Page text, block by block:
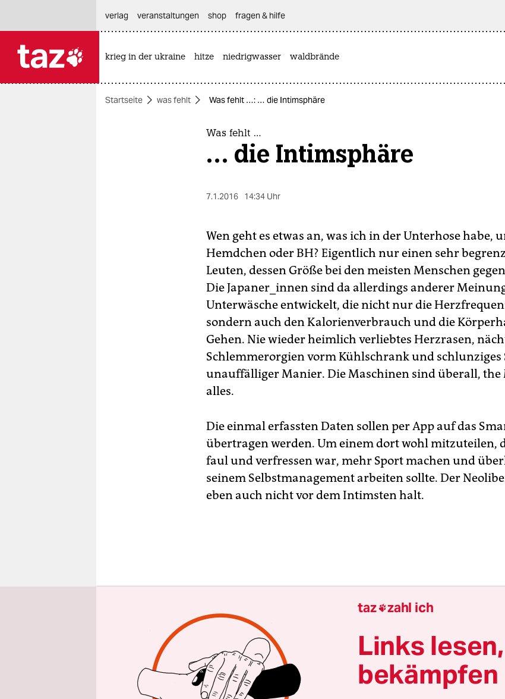
themen
verlag
veranstaltungen shop fragen & hilfe
krieg in der ukraine hitze niedrigwasser waldbrände
Startseite was fehlt Was fehlt …: … die Intimsphäre
Was fehlt …
… die Intimsphäre
7.1.2016 14:34 Uhr
Wen geht es etwas an, was ich in der Unterhose habe,
Hemdchen oder BH? Eigentlich nur einen sehr
Leuten, dessen Größe bei den meisten Menschen
Die Japaner_innen sind da allerdings anderer
Unterwäsche entwickelt, die nicht nur die
sondern auch den Kalorienverbrauch und die
Gehen. Nie wieder heimlich verliebtes Herzrasen,
Schlemmerorgien vorm Kühlschrank und
unauffälliger Manier. Die Maschinen sind überall,
alles.
Die einmal erfassten Daten sollen per App auf das
übertragen werden. Um einem dort wohl mitzuteilen,
faul und verfressen war, mehr Sport machen und
seinem Selbstmanagement arbeiten sollte. Der
eben auch nicht vor dem Intimsten halt.
taz zahl ich
Links
bekämpfen